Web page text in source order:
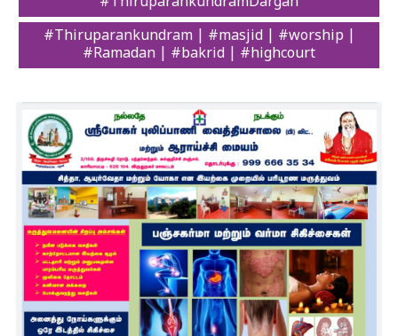
#Thiruparankundram | #masjid | #worship |
#Ramadan | #bakrid | #highcourt